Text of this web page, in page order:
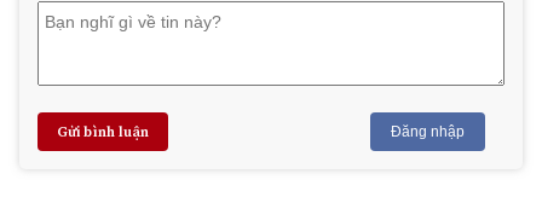
Gửi bình luận Đăng nhập